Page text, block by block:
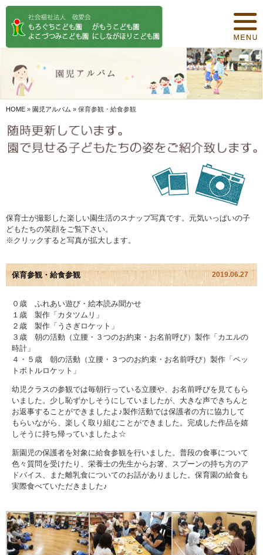
HOME » 園児アルバム » 保育参観・給食参観
保育士が撮影した楽しい園生活のスナップ写真です。元気いっぱいの子
どもたちの笑顔をご覧下さい。
※クリックすると写真が拡大します。
保育参観・給食参観 2019.06.27
０歳 ふれあい遊び・絵本読み聞かせ
１歳 製作「カタツムリ」
２歳 製作「うさぎロケット」
３歳 朝の活動（立腰・３つのお約束・お名前呼び）製作「カエルの
時計」
４・５歳 朝の活動（立腰・３つのお約束・お名前呼び）製作「ペッ
トボトルロケット」
幼児クラスの参観では毎朝行っている立腰や、お名前呼びを見てもら
いました。少し恥ずかしそうにしていましたが、大きな声できちんと
お返事することができましたよ♪製作活動では保護者の方に協力して
もらいながら、楽しく取り組むことができました。完成した作品を嬉
しそうに持ち帰っていましたよ☆
新園児の保護者を対象に給食参観を行いました。普段の食事について
色々質問を受けたり、栄養士の先生からお箸、スプーンの持ち方のア
ドバイス、また離乳食についてのお話がありました。保育園の給食も
実際食べていただきました♪
保育について
食事について
オリジナル保育
年間行事
お知らせ
園児アルバム
プライバシーポリシー
ケイアイクラブ
お問い合わせ
医師の許可証
勤務証明書
苦情解決公表